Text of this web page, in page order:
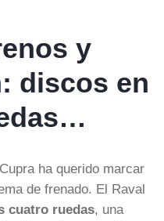
y
discos en
ha querido marcar
de frenado. El Raval
cuatro ruedas, una